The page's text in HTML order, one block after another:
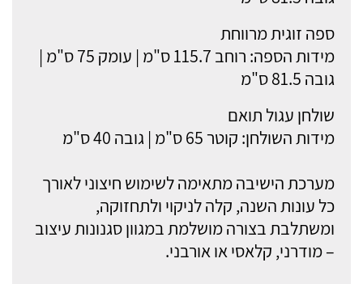
ספה זוגית מרווחת
מידות הספה: רוחב 115.7 ס"מ | עומק 75 ס"מ |
גובה 81.5 ס"מ
שולחן עגול תואם
מידות השולחן: קוטר 65 ס"מ | גובה 40 ס"מ
מערכת הישיבה מתאימה לשימוש חיצוני לאורך
כל עונות השנה, קלה לניקוי ולתחזוקה,
ומשתלבת בצורה מושלמת במגוון סגנונות עיצוב
– מודרני, קלאסי או אורבני.